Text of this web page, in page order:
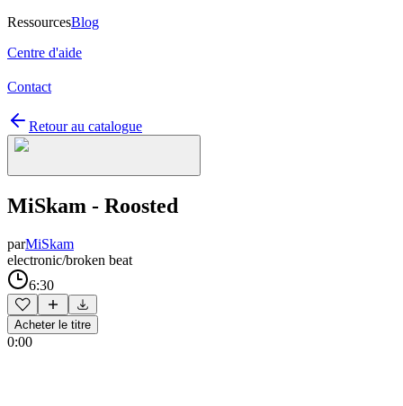
RessourcesBlog
Centre d'aide
Contact
Retour au catalogue
MiSkam - Roosted
parMiSkam
electronic/broken beat
6:30
Acheter le titre
0:00